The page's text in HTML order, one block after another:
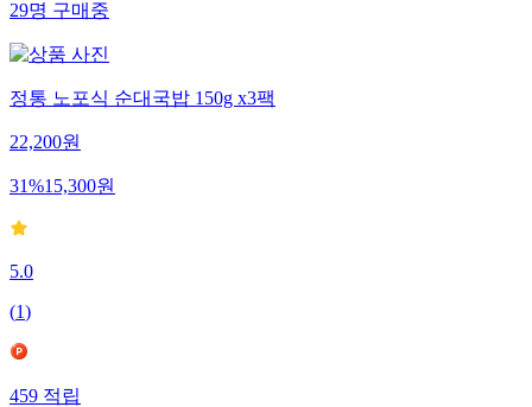
29명구매중
정통 노포식 순대국밥 150g x3팩
22,200원
31%15,300원
5.0
(1)
459적립